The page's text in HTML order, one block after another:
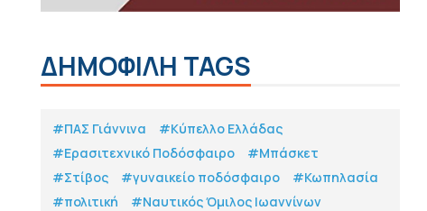
ΔΗΜΟΦΙΛΗ TAGS
#ΠΑΣ Γιάννινα
#Κύπελλο Ελλάδας
#Eρασιτεχνικό Ποδόσφαιρο
#Μπάσκετ
#Στίβος
#γυναικείο ποδόσφαιρο
#Κωπηλασία
#πολιτική
#Ναυτικός Όμιλος Ιωαννίνων